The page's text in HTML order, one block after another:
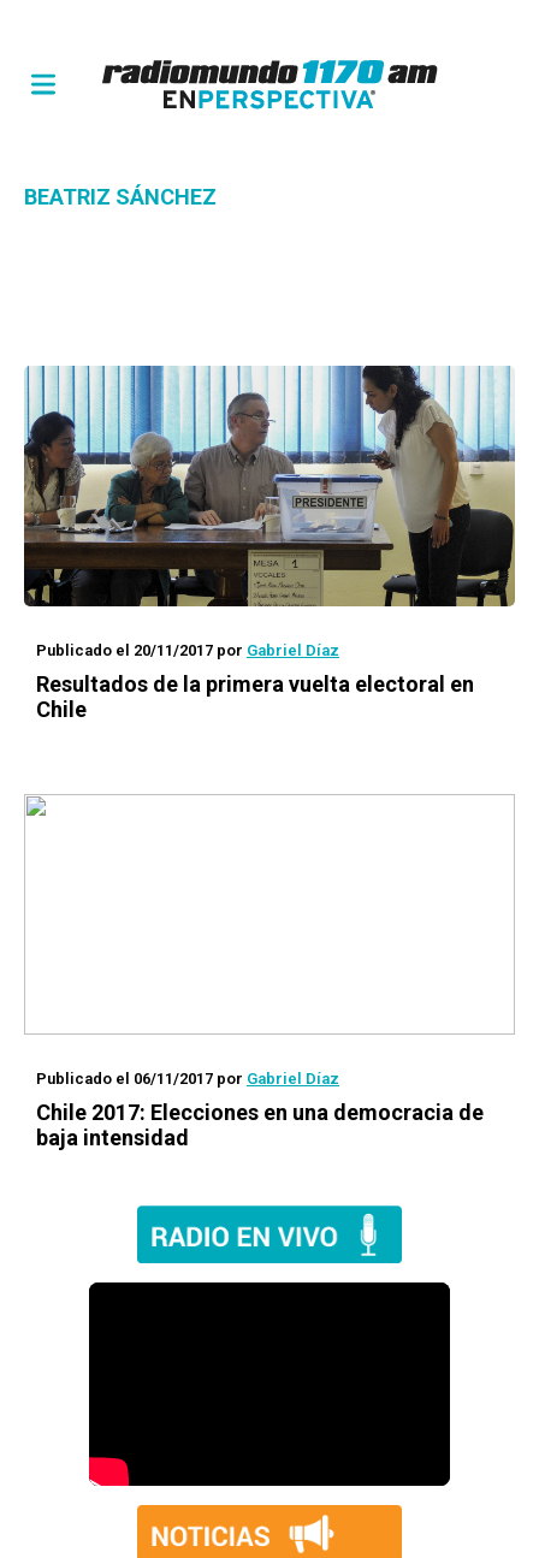
BEATRIZ SÁNCHEZ
Publicado el 20/11/2017 por Gabriel Díaz
Resultados de la primera vuelta electoral en
Chile
Publicado el 06/11/2017 por Gabriel Díaz
Chile 2017: Elecciones en una democracia de
baja intensidad